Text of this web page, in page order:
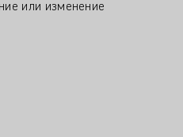
или изменение